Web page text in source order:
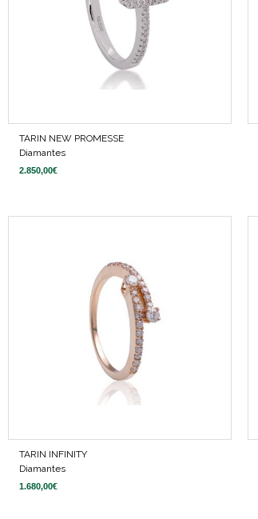
TARIN NEW PROMESSE
Diamantes
2.850,00€
TARIN INFINITY
Diamantes
1.680,00€